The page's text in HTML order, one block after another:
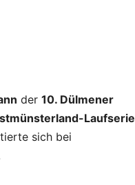
der 10. Dülmener
Laufserie
sich bei